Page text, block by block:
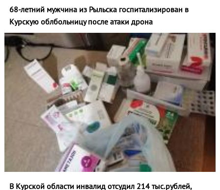
68-летний мужчина из Рыльска госпитализирован в
Курскую облбольницу после атаки дрона
В Курской области инвалид отсудил 214 тыс.рублей,